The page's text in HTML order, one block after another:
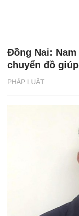
PHÁP LUẬT
Đồng Nai:
chuyển đồ